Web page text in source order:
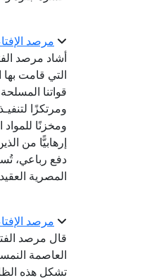
مرصد
أشاد مرصد
قواتنا
دفع رباعي،
المصرية
مرصد
قال مرصد
العاصمة
تشكل هذه